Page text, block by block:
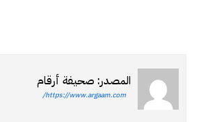
المصدر: صحيفة أرقام
https://www.argaam.com/